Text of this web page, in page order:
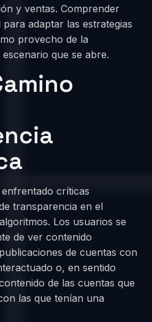
y ventas. Comprender
adaptar las estrategias
provecho de la
que se abre.
críticas
transparencia en el
Los usuarios se
de ver contenido
de cuentas con
o, en sentido
de las cuentas que
las que tenían una